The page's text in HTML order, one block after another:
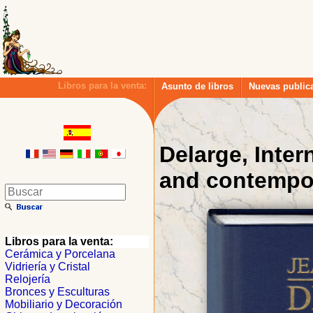
Libros para la venta: Asunto de libros Nuevas
Delarge,
and
Libros para la venta:
Cerámica y Porcelana
Vidriería y Cristal
Relojería
Bronces y Esculturas
Mobiliario y Decoración